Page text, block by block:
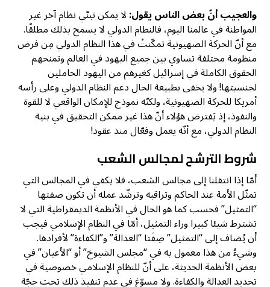
والعجيب أنّ بعض الناس يقول:لا يمكن تبنّي نظام آخر غير
المواطنة في عالمنا اليوم، فالنظام الدولي لا يسمح بذلك مطلقًا.
مع أنّ الحركة الصهيونية تمكّنتْ في هذا النظام الدولي مِن فرض
منظومة مختلفة تساوي بين جميع اليهود في العالم وتمنحهم
الحقوق الكاملة في إسرائيل كغيرهم من اليهود الحاملين
لجنسيتها! ولا يخفى بطبيعة الحال دعم النظام الدولي وعلى رأسه
أمريكا للحركة الصهيونية، ولكنّه نموذج للإمكان الواقعي لا للقوة
والنفوذ، إذ يَفترض هؤلاء أنّ هذا غير ممكن التحقيق في بنية
النظام الدولي، مع أنّه يعمل وفعّال منذ عقود!
شروط الترشح لمجالس الشعب
أمّا إذا انتقلنا إلى مجالس الشعب، فلا يكفي في المجالس التي
تمثّل الأمة عند الحاكم وتراقبه وترشّد عمله أن تكون صفتها
“التمثيل” فحسب كما هو الحال في الأنظمة الديمقراطية التي لا
تشترط شيئا كبيرا وراء التمثيل، أمّا في النظام الإسلامي فيجب
أن يُضاف إلى “التمثيل” صِفَتا “العدالة” و”الكفاءة” لأفرادها.
وشيءُ من هذا معمول به في “مجلس الشيوخ” أو “الأعيان” في
بعض الأنظمة الحديثة، على أنّ للنظام الإسلامي خصوصية في
تحديد العدالة والكفاءة. ولا مسوّغ في عدم تنفيذ ذلك تحت حجّة